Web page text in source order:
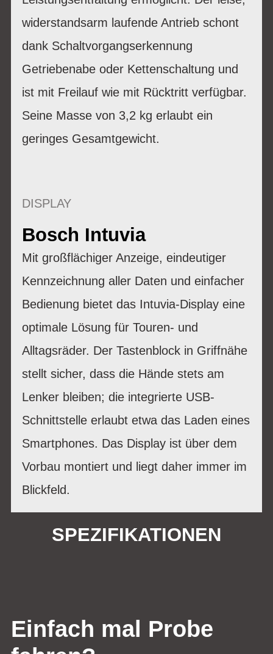
widerstandsarm laufende Antrieb schont
dank Schaltvorgangserkennung
Getriebenabe oder Kettenschaltung und
ist mit Freilauf wie mit Rücktritt verfügbar.
Seine Masse von 3,2 kg erlaubt ein
geringes Gesamtgewicht.
DISPLAY
Bosch Intuvia
Mit großflächiger Anzeige, eindeutiger
Kennzeichnung aller Daten und einfacher
Bedienung bietet das Intuvia-Display eine
optimale Lösung für Touren- und
Alltagsräder. Der Tastenblock in Griffnähe
stellt sicher, dass die Hände stets am
Lenker bleiben; die integrierte USB-
Schnittstelle erlaubt etwa das Laden eines
Smartphones. Das Display ist über dem
Vorbau montiert und liegt daher immer im
Blickfeld.
SPEZIFIKATIONEN
Einfach mal Probe